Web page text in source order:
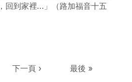
回到家裡…」（路加福音十五
下一頁
下一頁 › Last page
最後 »